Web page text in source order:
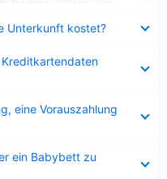
Unterkunft kostet?
Kreditkartendaten
eine Vorauszahlung
ein Babybett zu